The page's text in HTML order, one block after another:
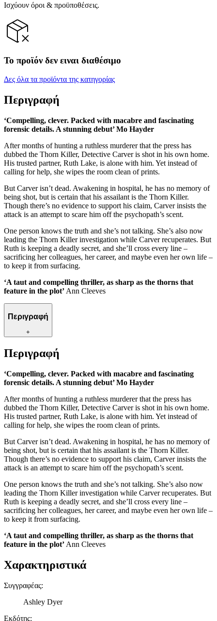
Ισχύουν όροι & προϋποθέσεις.
Το προϊόν δεν ειναι διαθέσιμο
Δες όλα τα προϊόντα της κατηγορίας
Περιγραφή
‘Compelling, clever. Packed with macabre and fascinating
forensic details. A stunning debut’ Mo Hayder
After months of hunting a ruthless murderer that the press has
dubbed the Thorn Killer, Detective Carver is shot in his own home.
His trusted partner, Ruth Lake, is alone with him. Yet instead of
calling for help, she wipes the room clean of prints.
But Carver isn’t dead. Awakening in hospital, he has no memory of
being shot, but is certain that his assailant is the Thorn Killer.
Though there’s no evidence to support his claim, Carver insists the
attack is an attempt to scare him off the psychopath’s scent.
One person knows the truth and she’s not talking. She’s also now
leading the Thorn Killer investigation while Carver recuperates. But
Ruth is keeping a deadly secret, and she’ll cross every line –
sacrificing her colleagues, her career, and maybe even her own life –
to keep it from surfacing.
‘A taut and compelling thriller, as sharp as the thorns that
feature in the plot’ Ann Cleeves
Περιγραφή
+
Περιγραφή
‘Compelling, clever. Packed with macabre and fascinating
forensic details. A stunning debut’ Mo Hayder
After months of hunting a ruthless murderer that the press has
dubbed the Thorn Killer, Detective Carver is shot in his own home.
His trusted partner, Ruth Lake, is alone with him. Yet instead of
calling for help, she wipes the room clean of prints.
But Carver isn’t dead. Awakening in hospital, he has no memory of
being shot, but is certain that his assailant is the Thorn Killer.
Though there’s no evidence to support his claim, Carver insists the
attack is an attempt to scare him off the psychopath’s scent.
One person knows the truth and she’s not talking. She’s also now
leading the Thorn Killer investigation while Carver recuperates. But
Ruth is keeping a deadly secret, and she’ll cross every line –
sacrificing her colleagues, her career, and maybe even her own life –
to keep it from surfacing.
‘A taut and compelling thriller, as sharp as the thorns that
feature in the plot’ Ann Cleeves
Χαρακτηριστικά
Συγγραφέας:
Ashley Dyer
Εκδότης: